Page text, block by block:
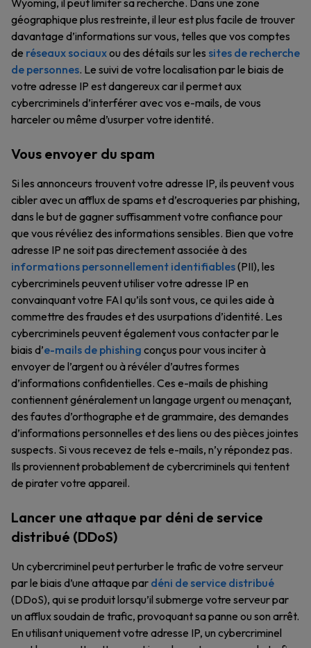
Wyoming, il peut limiter sa recherche. Dans une zone
géographique plus restreinte, il leur est plus facile de trouver
davantage d’informations sur vous, telles que vos comptes
de réseaux sociauxou des détails sur les sites de recherche
de personnes. Le suivi de votre localisation par le biais de
votre adresse IP est dangereux car il permet aux
cybercriminels d’interférer avec vos e-mails, de vous
harceler ou même d’usurper votre identité.
Vous envoyer du spam
Si les annonceurs trouvent votre adresse IP, ils peuvent vous
cibler avec un afflux de spams et d’escroqueries par phishing,
dans le but de gagner suffisamment votre confiance pour
que vous révéliez des informations sensibles. Bien que votre
adresse IP ne soit pas directement associée à des
informations personnellement identifiables(PII), les
cybercriminels peuvent utiliser votre adresse IP en
convainquant votre FAI qu’ils sont vous, ce qui les aide à
commettre des fraudes et des usurpations d’identité. Les
cybercriminels peuvent également vous contacter par le
biais d’e-mails de phishing conçus pour vous inciter à
envoyer de l’argent ou à révéler d’autres formes
d’informations confidentielles. Ces e-mails de phishing
contiennent généralement un langage urgent ou menaçant,
des fautes d’orthographe et de grammaire, des demandes
d’informations personnelles et des liens ou des pièces jointes
suspects. Si vous recevez de tels e-mails, n’y répondez pas.
Ils proviennent probablement de cybercriminels qui tentent
de pirater votre appareil.
Lancer une attaque par déni de service
distribué (DDoS)
Un cybercriminel peut perturber le trafic de votre serveur
par le biais d’une attaque par déni de service distribué
(DDoS), qui se produit lorsqu’il submerge votre serveur par
un afflux soudain de trafic, provoquant sa panne ou son arrêt.
En utilisant uniquement votre adresse IP, un cybercriminel